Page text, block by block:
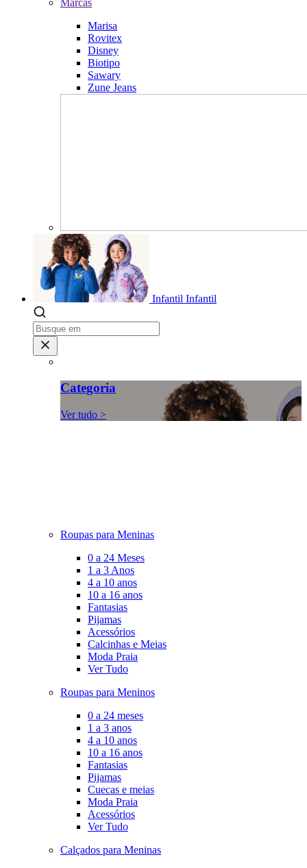
Marisa
Rovitex
Disney
Biotipo
Sawary
Zune Jeans
Infantil Infantil
Categoria
Ver tudo >
Roupas para Meninas
0 a 24 Meses
1 a 3 Anos
4 a 10 anos
10 a 16 anos
Fantasias
Pijamas
Acessórios
Calcinhas e Meias
Moda Praia
Ver Tudo
Roupas para Meninos
0 a 24 meses
1 a 3 anos
4 a 10 anos
10 a 16 anos
Fantasias
Pijamas
Cuecas e meias
Moda Praia
Acessórios
Ver Tudo
Calçados para Meninas